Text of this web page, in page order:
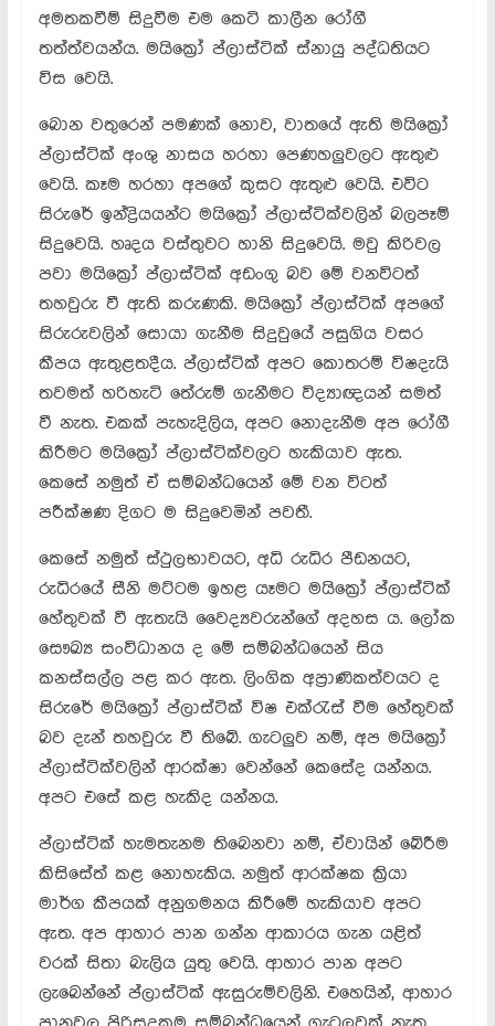
අමතකවීම් සිදුවීම එම කෙටි කාලීන රෝගී
තත්ත්වයන්ය. මයික්‍රෝ ප්ලාස්ටික් ස්නායු පද්ධතියට
විස වෙයි.
බොන වතුරෙන් පමණක් නොව, වාතයේ ඇති මයික්‍රෝ
ප්ලාස්ටික් අංශු නාසය හරහා පෙණහලුවලට ඇතුළු
වෙයි. කෑම හරහා අපගේ කුසට ඇතුළු වෙයි. එවිට
සිරුරේ ඉන්ද්‍රියයන්ට මයික්‍රෝ ප්ලාස්ටික්වලින් බලපෑම්
සිදුවෙයි. හෘදය වස්තුවට හානි සිදුවෙයි. මවු කිරිවල
පවා මයික්‍රෝ ප්ලාස්ටික් අඩංගු බව මේ වනවිටත්
තහවුරු වී ඇති කරුණකි. මයික්‍රෝ ප්ලාස්ටික් අපගේ
සිරුරුවලින් සොයා ගැනීම සිදුවුයේ පසුගිය වසර
කීපය ඇතුළතදීය. ප්ලාස්ටික් අපට කොතරම් විෂදැයි
තවමත් හරිහැටි තේරුම් ගැනීමට විද්‍යාඥයන් සමත්
වී නැත. එකක් පැහැදිලිය, අපට නොදැනීම අප රෝගී
කිරීමට මයික්‍රෝ ප්ලාස්ටික්වලට හැකියාව ඇත.
කෙසේ නමුත් ඒ සම්බන්ධයෙන් මේ වන විටත්
පරීක්ෂණ දිගට ම සිදුවෙමින් පවතී.
කෙසේ නමුත් ස්ථුලභාවයට, අධි රුධිර පීඩනයට,
රුධිරයේ සීනි මට්ටම ඉහළ යෑමට මයික්‍රෝ ප්ලාස්ටික්
හේතුවක් වී ඇතැයි වෛද්‍යවරුන්ගේ අදහස ය. ලෝක
සෞඛ්‍ය සංවිධානය ද මේ සම්බන්ධයෙන් සිය
කනස්සල්ල පළ කර ඇත. ලිංගික අප්‍රාණිකත්වයට ද
සිරුරේ මයික්‍රෝ ප්ලාස්ටික් විෂ එක්රැස් වීම හේතුවක්
බව දැන් තහවුරු වී තිබේ. ගැටලුව නම්, අප මයික්‍රෝ
ප්ලාස්ටික්වලින් ආරක්ෂා වෙන්නේ කෙසේද යන්නය.
අපට එසේ කළ හැකිද යන්නය.
ප්ලාස්ටික් හැමතැනම තිබෙනවා නම්, ඒවායින් බේරීම
කිසිසේත් කළ නොහැකිය. නමුත් ආරක්ෂක ක්‍රියා
මාර්ග කීපයක් අනුගමනය කිරීමේ හැකියාව අපට
ඇත. අප ආහාර පාන ගන්න ආකාරය ගැන යළිත්
වරක් සිතා බැලිය යුතු වෙයි. ආහාර පාන අපට
ලැබෙන්නේ ප්ලාස්ටික් ඇසුරුම්වලිනි. එහෙයින්, ආහාර